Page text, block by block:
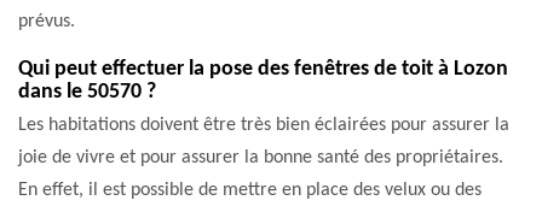
prévus.
Qui peut effectuer la pose des fenêtres de toit à Lozon
dans le 50570 ?
Les habitations doivent être très bien éclairées pour assurer la
joie de vivre et pour assurer la bonne santé des propriétaires.
En effet, il est possible de mettre en place des velux ou des